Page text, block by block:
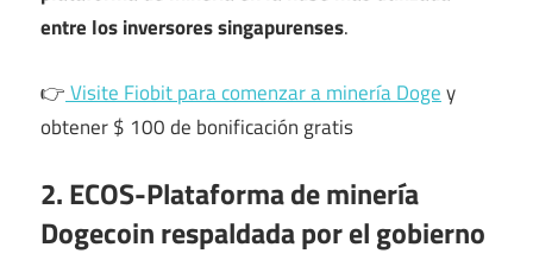
entre los inversores singapurenses.
👉Visite Fiobit para comenzar a minería Dogey
obtener $ 100 de bonificación gratis
2. ECOS-Plataforma de minería
Dogecoin respaldada por el gobierno